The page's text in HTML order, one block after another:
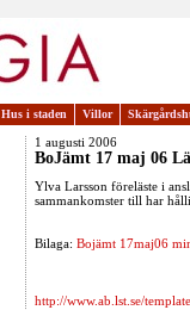
Hus i staden Villor
1 augusti 2006
BoJämt 17 maj 06
Ylva Larsson föreläste i
sammankomster till har
Bilaga: Bojämt 17maj06
http://www.ab.lst.se/